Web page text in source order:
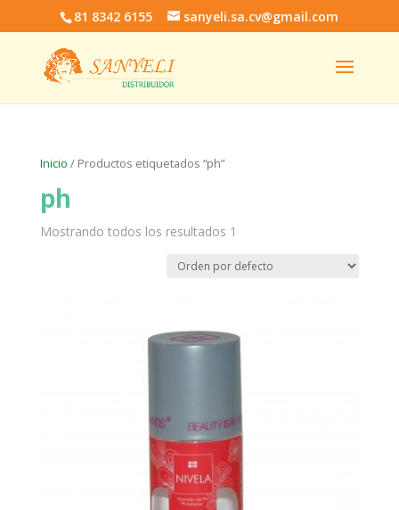
81 8342 6155 sanyeli.sa.cv@gmail.com
Inicio / Productos etiquetados “ph”
ph
Mostrando todos los resultados 1